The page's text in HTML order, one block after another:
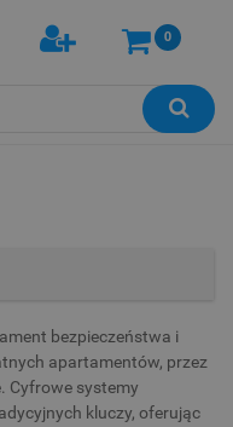
0
bezpieczeństwa i
apartamentów, przez
Cyfrowe systemy
kluczy, oferując